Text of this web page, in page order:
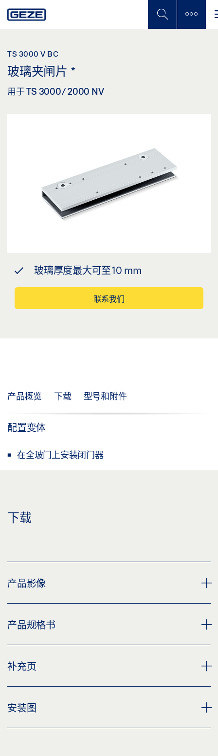
to
TS 3000 V BC
玻璃夹闸片 *
用于 TS 3000/ 2000 NV
玻璃厚度最大可至10 mm
联系我们
产品概览 下载 型号和附件
配置变体
在全玻门上安装闭门器
下载
产品影像
玻璃夹脚 TS 3000 / 2000 NV
标签义务: © GEZE GmbH
产品规格书
玻璃夹闸片 产品规格书 ZH
补充页
CUSTOMER INFORMATION DOOR CLOSER
安装图